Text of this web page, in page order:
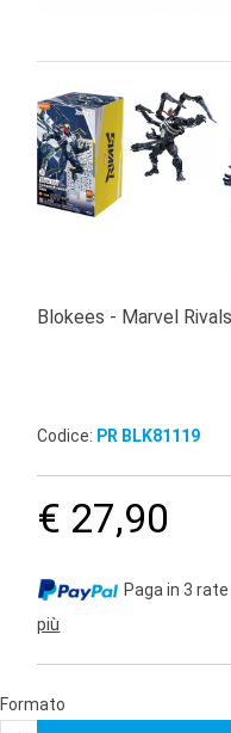
Blokees - Marvel
Codice: PR BLK81119
€ 27,90
Paga in 3
più
Formato